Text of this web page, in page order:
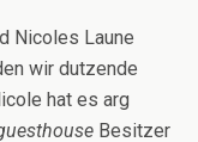
Nicoles Laune
wir dutzende
hat es arg
Besitzer